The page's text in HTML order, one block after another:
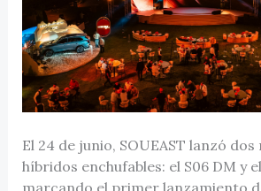
El 24 de junio, SOUEAST lanzó dos
híbridos enchufables: el S06 DM y